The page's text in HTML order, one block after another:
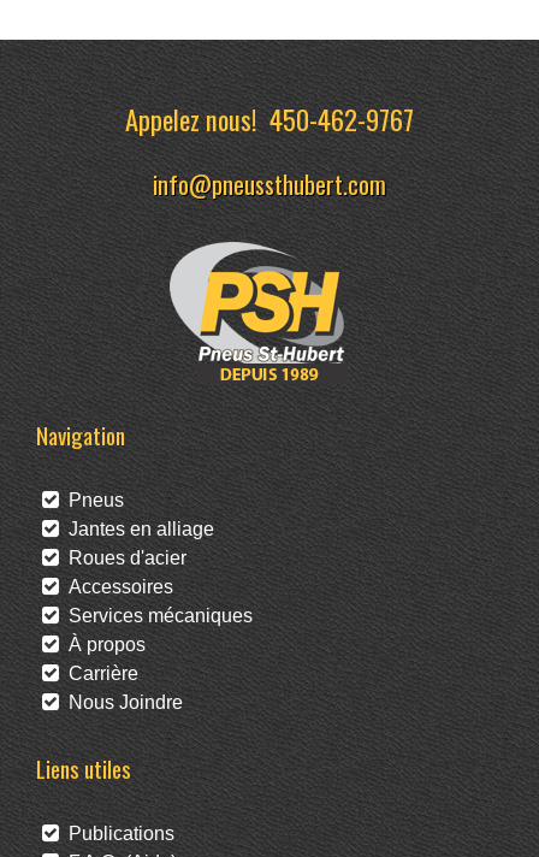
Appelez nous!450-462-9767
info@pneussthubert.com
Navigation
Pneus
Jantes en alliage
Roues d'acier
Accessoires
Services mécaniques
À propos
Carrière
Nous Joindre
Liens utiles
Publications